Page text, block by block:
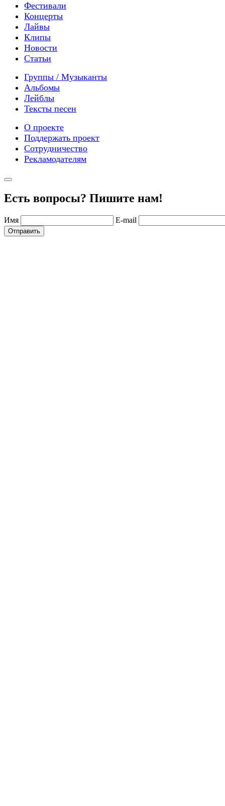
Фестивали
Концерты
Лайвы
Клипы
Новости
Статьи
Группы / Музыканты
Альбомы
Лейблы
Тексты песен
О проекте
Поддержать проект
Сотрудничество
Рекламодателям
Есть вопросы? Пишите нам!
Имя E-mail